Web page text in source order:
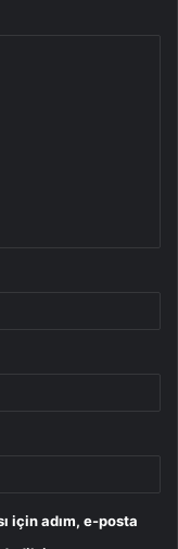
için adım, e-posta